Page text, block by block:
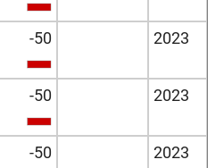
-50 2023
-50 2023
-50 2023